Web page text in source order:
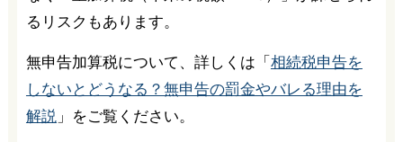
るリスクもあります。
無申告加算税について、詳しくは「 相続税申告を
しないとどうなる？無申告の罰金やバレる理由を
解説 」をご覧ください。